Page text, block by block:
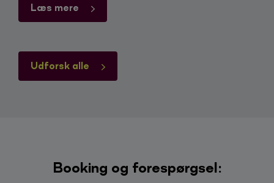
Udforsk alle
Læs mere
Booking og forespørgsel: